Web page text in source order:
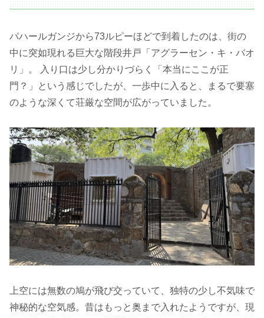
パハールガンジから73ルピーほどで到着したのは、街の
中に突如現れる巨大な階段井戸「アグラーセン・キ・バオ
リ」。 入り口は少し分かりづらく「本当にここが正
門？」という感じでしたが、一歩中に入ると、まるで要塞
のような深くて荘厳な空間が広がっていました。
上空には無数の鳩が飛び交っていて、独特の少し不気味で
神秘的な空気感。昔はもっと奥まで入れたようですが、現